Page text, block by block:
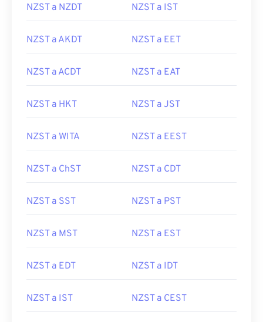
NZST a NZDT NZST a IST
NZST a AKDT NZST a EET
NZST a ACDT NZST a EAT
NZST a HKT NZST a JST
NZST a WITA NZST a EEST
NZST a ChST NZST a CDT
NZST a SST NZST a PST
NZST a MST NZST a EST
NZST a EDT NZST a IDT
NZST a IST NZST a CEST